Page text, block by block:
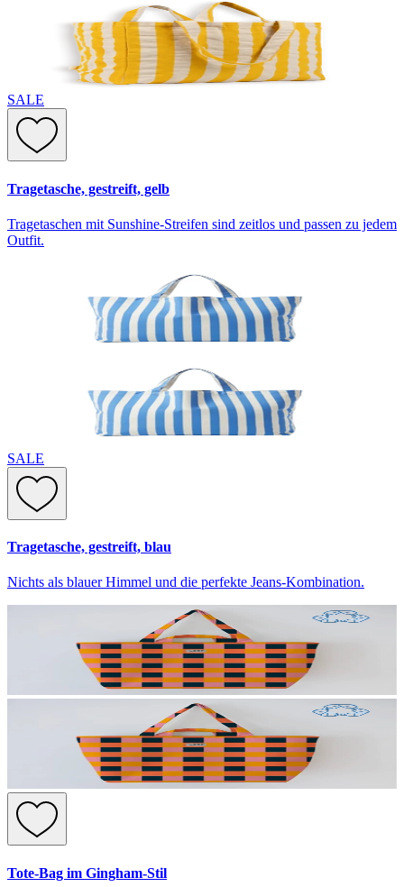
SALE
Tragetasche, gestreift, gelb
Tragetaschen mit Sunshine-Streifen sind zeitlos und passen zu jedem
Outfit.
SALE
Tragetasche, gestreift, blau
Nichts als blauer Himmel und die perfekte Jeans-Kombination.
Tote-Bag im Gingham-Stil